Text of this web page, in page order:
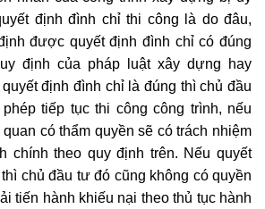
định đình chỉ thi công là do đâu,
được quyết định đình chỉ có đúng
định của pháp luật xây dựng hay
định đình chỉ là đúng thì chủ đầu
tiếp tục thi công công trình, nếu
có thẩm quyền sẽ có trách nhiệm
chính theo quy định trên. Nếu quyết
chủ đầu tư đó cũng không có quyền
tiến hành khiếu nại theo thủ tục hành